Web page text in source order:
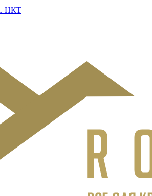
НКТ